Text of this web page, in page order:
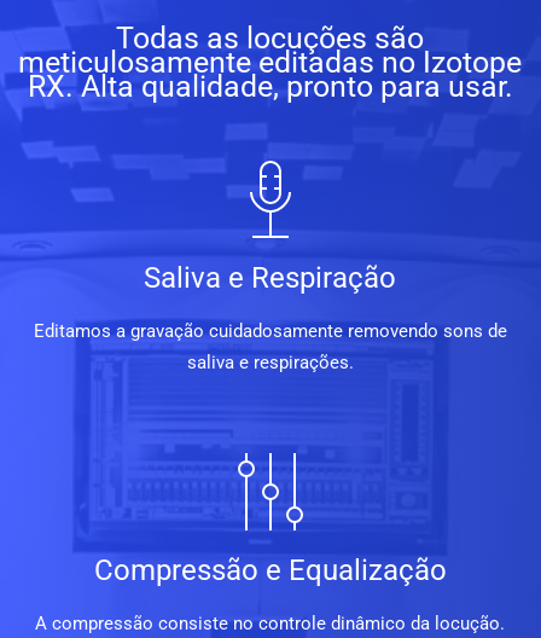
Todas as locuções são
meticulosamente editadas no Izotope
RX. Alta qualidade, pronto para usar.
Saliva e Respiração
Editamos a gravação cuidadosamente removendo sons de
saliva e respirações.
Compressão e Equalização
A compressão consiste no controle dinâmico da locução.